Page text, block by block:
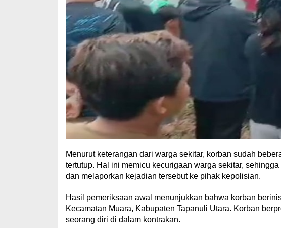
Menurut keterangan dari warga sekitar, korban sudah
tertutup. Hal ini memicu kecurigaan warga sekitar,
dan melaporkan kejadian tersebut ke pihak kepolisian.
Hasil pemeriksaan awal menunjukkan bahwa korban
Kecamatan Muara, Kabupaten Tapanuli Utara. Korban
seorang diri di dalam kontrakan.